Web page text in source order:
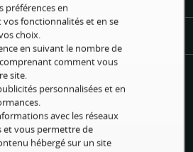
conseils et bonnes pratiques
préférences en
vos fonctionnalités et en se
choix.
en suivant le nombre de
comment vous
site.
personnalisées et en
avec les réseaux
et vous permettre de
hébergé sur un site